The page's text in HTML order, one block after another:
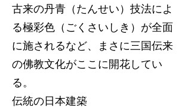
古来の丹青（たんせい）技法によ
る極彩色（ごくさいしき）が全面
に施されるなど、まさに三国伝来
の佛教文化がここに開花してい
る。
伝統の日本建築